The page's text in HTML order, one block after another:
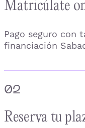
Matricúlate
Pago seguro con
financiación
02
Reserva tu